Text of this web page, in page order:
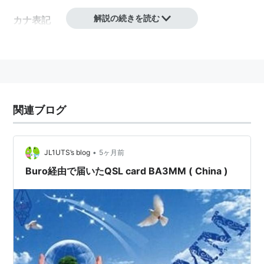
カナ表記
ポルトガル語のカナ表記「
他の表記
Cina（ チナ 、チーナ ）、Chine
Zhina
解説の続きを読む
関連ブログ
JL1UTS’s blog • 5ヶ月前
Buro経由で届いたQSL card BA3MM ( China )